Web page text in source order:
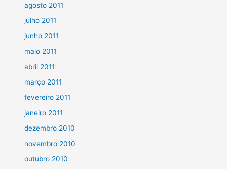
agosto 2011
julho 2011
junho 2011
maio 2011
abril 2011
março 2011
fevereiro 2011
janeiro 2011
dezembro 2010
novembro 2010
outubro 2010